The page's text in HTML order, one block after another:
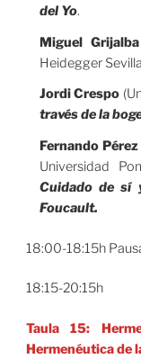
del Yo.
Miguel
Heidegger
Jordi Crespo
través de la
Fernando
Universidad
Cuidado de sí
Foucault.
18:00-18:15h
18:15-20:15h
Taula 15:
Hermenéutica de